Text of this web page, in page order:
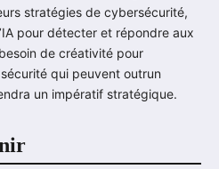
stratégies de cybersécurité,
pour détecter et répondre aux
de créativité pour
qui peuvent outrun
un impératif stratégique.